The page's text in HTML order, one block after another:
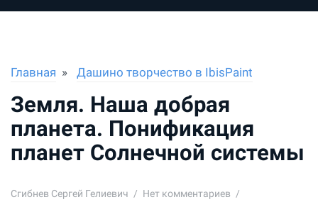
Главная Дашино творчество в IbisPaint
Земля. Наша добрая
планета. Понификация
планет Солнечной системы
Сгибнев Сергей Гелиевич
Нет комментариев